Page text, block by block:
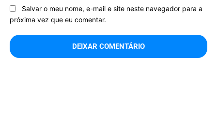
Salvar o meu nome, e-mail e site neste navegador para a
próxima vez que eu comentar.